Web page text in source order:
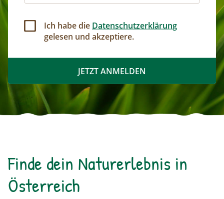
Ich habe die Datenschutzerklärung
gelesen und akzeptiere.
Finde dein Naturerlebnis in
Österreich